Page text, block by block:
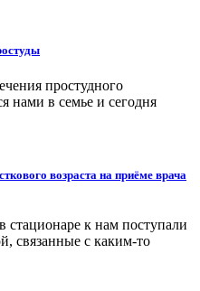
простудного
нами в семье и сегодня
возраста на приёме врача
стационаре к нам поступали
связанные с каким-то